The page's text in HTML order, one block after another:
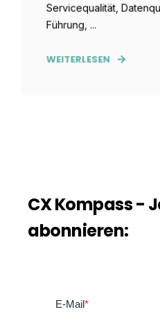
Servicequalität,
Führung, ...
WEITERLESEN
CX Kompass -
abonnieren:
E-Mail*